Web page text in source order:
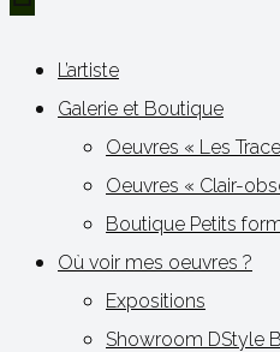
L’artiste
Galerie et Boutique
Oeuvres « Les
Oeuvres « Clair-
Boutique Petits
Où voir mes oeuvres ?
Expositions
Showroom DStyle